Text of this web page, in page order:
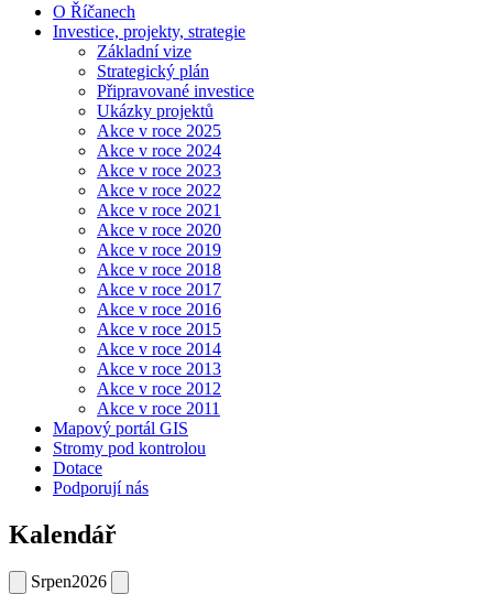
O Říčanech
Investice, projekty, strategie
Základní vize
Strategický plán
Připravované investice
Ukázky projektů
Akce v roce 2025
Akce v roce 2024
Akce v roce 2023
Akce v roce 2022
Akce v roce 2021
Akce v roce 2020
Akce v roce 2019
Akce v roce 2018
Akce v roce 2017
Akce v roce 2016
Akce v roce 2015
Akce v roce 2014
Akce v roce 2013
Akce v roce 2012
Akce v roce 2011
Mapový portál GIS
Stromy pod kontrolou
Dotace
Podporují nás
Kalendář
Srpen2026